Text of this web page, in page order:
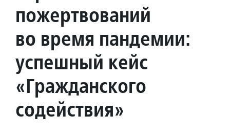
пожертвований
во время пандемии:
успешный кейс
«Гражданского
содействия»